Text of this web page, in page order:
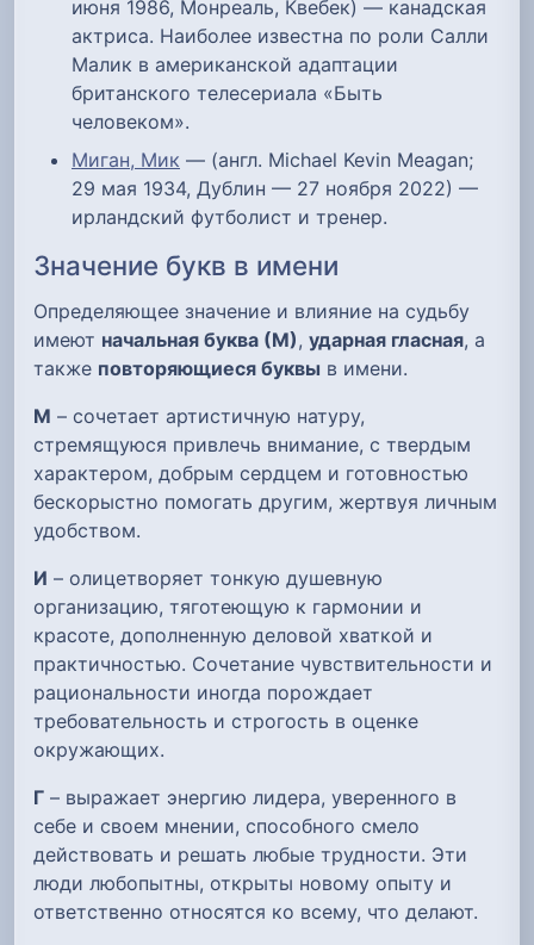
июня 1986, Монреаль, Квебек) — канадская
актриса. Наиболее известна по роли Салли
Малик в американской адаптации
британского телесериала «Быть
человеком».
Миган, Мик — (англ. Michael Kevin Meagan;
29 мая 1934, Дублин — 27 ноября 2022) —
ирландский футболист и тренер.
Значение букв в имени
Определяющее значение и влияние на судьбу
имеют начальная буква (М), ударная гласная, а
также повторяющиеся буквы в имени.
М – сочетает артистичную натуру,
стремящуюся привлечь внимание, с твердым
характером, добрым сердцем и готовностью
бескорыстно помогать другим, жертвуя личным
удобством.
И – олицетворяет тонкую душевную
организацию, тяготеющую к гармонии и
красоте, дополненную деловой хваткой и
практичностью. Сочетание чувствительности и
рациональности иногда порождает
требовательность и строгость в оценке
окружающих.
Г – выражает энергию лидера, уверенного в
себе и своем мнении, способного смело
действовать и решать любые трудности. Эти
люди любопытны, открыты новому опыту и
ответственно относятся ко всему, что делают.